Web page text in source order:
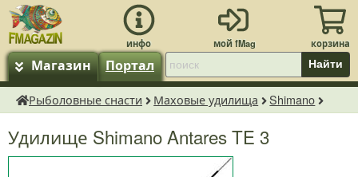
Магазин Портал Найти
fMagazin.ru
Рыболовные снасти Маховые удилища Shimano
Удилище Shimano Antares TE 3